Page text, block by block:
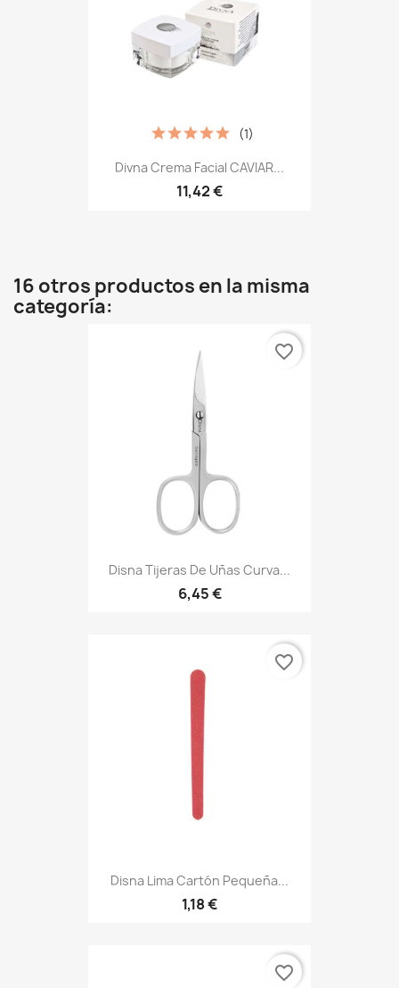
Divna Crema Facial CAVIAR...
11,42 €
(1)
16 otros productos en la misma
categoría:
Disna Tijeras De Uñas Curva...
6,45 €
favorite_border
Disna Lima Cartón Pequeña...
1,18 €
favorite_border
favorite_border